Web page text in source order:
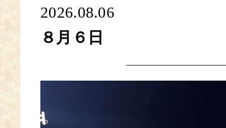
2026.08.06
８月６日